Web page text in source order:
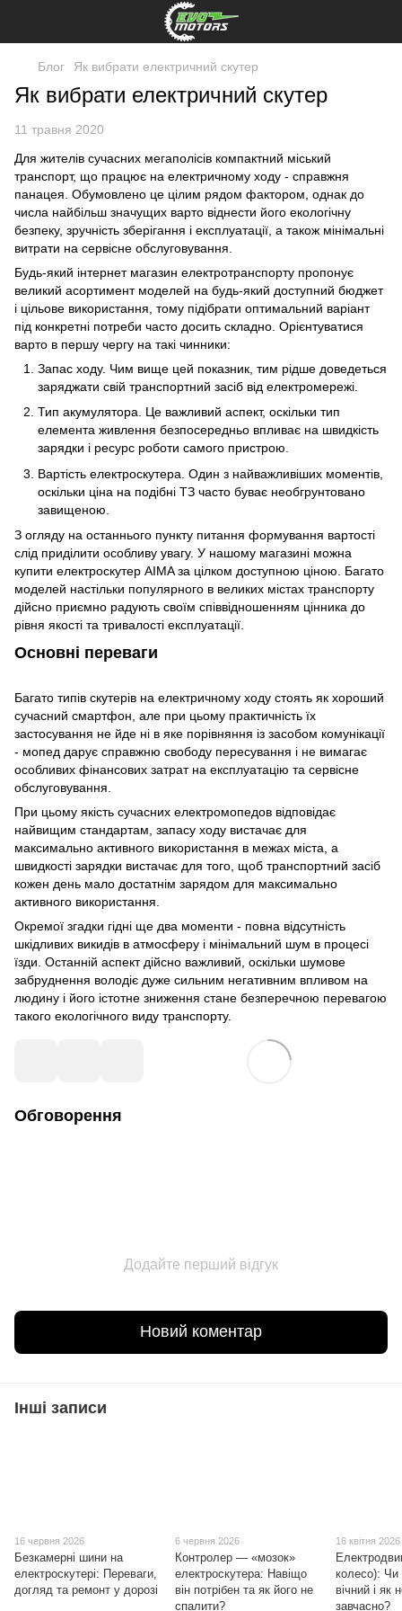
Блог Як вибрати електричний скутер
Як вибрати електричний скутер
11 травня 2020
Для жителів сучасних мегаполісів компактний міський
транспорт, що працює на електричному ходу - справжня
панацея. Обумовлено це цілим рядом фактором, однак до
числа найбільш значущих варто віднести його екологічну
безпеку, зручність зберігання і експлуатації, а також мінімальні
витрати на сервісне обслуговування.
Будь-який інтернет магазин електротранспорту пропонує
великий асортимент моделей на будь-який доступний бюджет
і цільове використання, тому підібрати оптимальний варіант
під конкретні потреби часто досить складно. Орієнтуватися
варто в першу чергу на такі чинники:
Запас ходу. Чим вище цей показник, тим рідше доведеться
заряджати свій транспортний засіб від електромережі.
Тип акумулятора. Це важливий аспект, оскільки тип
елемента живлення безпосередньо впливає на швидкість
зарядки і ресурс роботи самого пристрою.
Вартість електроскутера. Один з найважливіших моментів,
оскільки ціна на подібні ТЗ часто буває необгрунтовано
завищеною.
З огляду на останнього пункту питання формування вартості
слід приділити особливу увагу. У нашому магазині можна
купити електроскутер AIMA за цілком доступною ціною. Багато
моделей настільки популярного в великих містах транспорту
дійсно приємно радують своїм співвідношенням цінника до
рівня якості та тривалості експлуатації.
Основні переваги
Багато типів скутерів на електричному ходу стоять як хороший
сучасний смартфон, але при цьому практичність їх
застосування не йде ні в яке порівняння із засобом комунікації
- мопед дарує справжню свободу пересування і не вимагає
особливих фінансових затрат на експлуатацію та сервісне
обслуговування.
При цьому якість сучасних електромопедов відповідає
найвищим стандартам, запасу ходу вистачає для
максимально активного використання в межах міста, а
швидкості зарядки вистачає для того, щоб транспортний засіб
кожен день мало достатнім зарядом для максимально
активного використання.
Окремої згадки гідні ще два моменти - повна відсутність
шкідливих викидів в атмосферу і мінімальний шум в процесі
їзди. Останній аспект дійсно важливий, оскільки шумове
забруднення володіє дуже сильним негативним впливом на
людину і його істотне зниження стане безперечною перевагою
такого екологічного виду транспорту.
Обговорення
Додайте перший відгук
Новий коментар
Інші записи
16 червня 2026
Безкамерні шини на
електроскутері: Переваги,
догляд та ремонт у дорозі
6 червня 2026
Контролер — «мозок»
електроскутера: Навіщо
він потрібен та як його не
спалити?
16 квітня 2026
колесо): Чи
вічний і як
завчасно?